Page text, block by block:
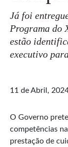
Já foi
Programa do
estão
executivo
11 de Abril,
O Governo
competências
prestação de